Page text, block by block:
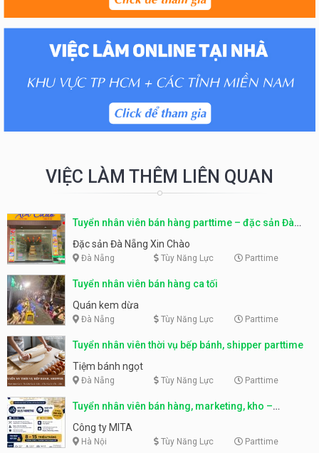
VIỆC LÀM THÊM LIÊN QUAN
Tuyển nhân viên bán hàng parttime – đặc sản Đà
Nẵng
Đặc sản Đà Nẵng Xin Chào
Đà Nẵng Tùy Năng Lực Parttime
Tuyển nhân viên bán hàng ca tối
Quán kem dừa
Đà Nẵng Tùy Năng Lực Parttime
Tuyển nhân viên thời vụ bếp bánh, shipper parttime
Tiệm bánh ngọt
Đà Nẵng Tùy Năng Lực Parttime
Tuyển nhân viên bán hàng, marketing, kho –
parttime, fulltime
Công ty MITA
Hà Nội Tùy Năng Lực Parttime